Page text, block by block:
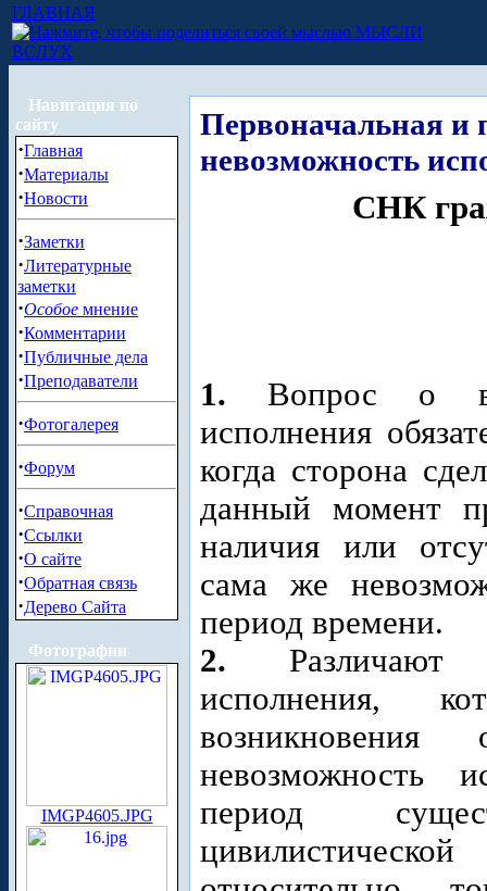
ГЛАВНАЯ
МЫСЛИ
ВСЛУХ
Навигация по
сайту
·Главная
·Материалы
·Новости
·Заметки
·Литературные
заметки
·Особое мнение
·Комментарии
·Публичные дела
·Преподаватели
·Фотогалерея
·Форум
·Справочная
·Ссылки
·О сайте
·Обратная связь
·Дерево Сайта
Фотографии
IMGP4605.JPG
Первоначальная и
невозможность
СНК
1. Вопрос о
исполнения
когда сторона
данный момент
наличия или
сама же
период времени.
2. Различают
исполнения,
возникновения
невозможность
период